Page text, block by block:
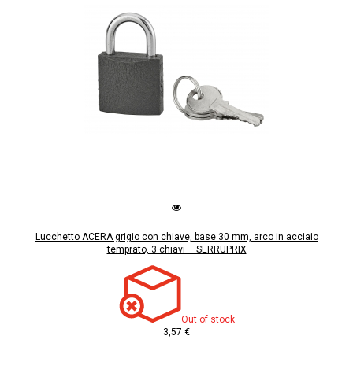
Lucchetto ACERA grigio con chiave, base 30 mm, arco in acciaio
temprato, 3 chiavi – SERRUPRIX
Out of stock
3,57 €